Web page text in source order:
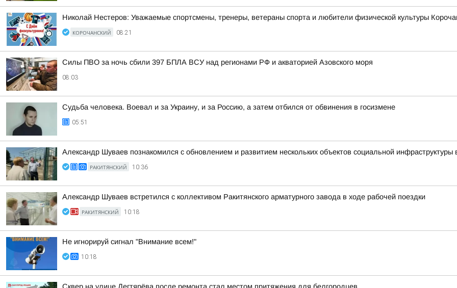
Николай Нестеров: Уважаемые спортсмены, тренеры, ветераны спорта и любители физической культуры
КОРОЧАНСКИЙ 08:21
Силы ПВО за ночь сбили 397 БПЛА ВСУ над регионами РФ и акваторией Азовского моря
08:03
Судьба человека. Воевал и за Украину, и за Россию, а затем отбился от обвинения в госизмене
05:51
Александр Шуваев познакомился с обновлением и развитием нескольких объектов социальной инфраструктуры
РАКИТЯНСКИЙ 10:36
Александр Шуваев встретился с коллективом Ракитянского арматурного завода в ходе рабочей поездки
РАКИТЯНСКИЙ 10:18
Не игнорируй сигнал "Внимание всем!"
10:18